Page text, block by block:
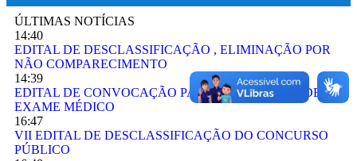
ÚLTIMAS NOTÍCIAS
14:40
EDITAL DE DESCLASSIFICAÇÃO , ELIMINAÇÃO POR
NÃO COMPARECIMENTO
14:39
EDITAL DE CONVOCAÇÃO PARA REALIZAÇÃO DE
EXAME MÉDICO
16:47
VII EDITAL DE DESCLASSIFICAÇÃO DO CONCURSO
PÚBLICO